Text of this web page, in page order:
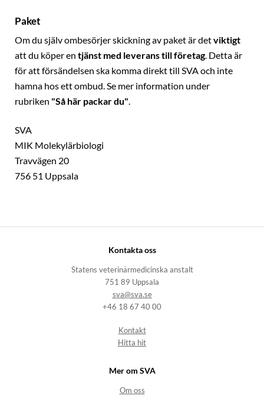
Paket
Om du själv ombesörjer skickning av paket är detviktigt
att du köper en tjänst med leverans till företag. Detta är
för att försändelsen ska komma direkt till SVA och inte
hamna hos ett ombud. Se mer information under
rubriken "Så här packar du".
SVA
MIK Molekylärbiologi
Travvägen 20
756 51 Uppsala
Kontakta oss
Statens veterinärmedicinska anstalt
751 89 Uppsala
sva@sva.se
+46 18 67 40 00
Kontakt
Hitta hit
Mer om SVA
Om oss